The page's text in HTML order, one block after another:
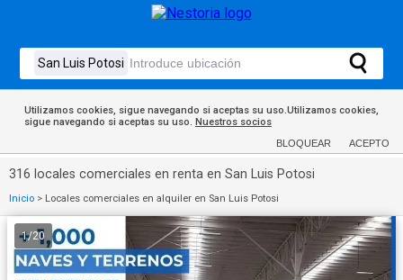
Utilizamos cookies, sigue navegando si aceptas su uso.Utilizamos cookies,
sigue navegando si aceptas su uso. Nuestros socios
BLOQUEAR ACEPTO
316 locales comerciales en renta en San Luis Potosi
Inicio > Locales comerciales en alquiler en San Luis Potosi
1/20